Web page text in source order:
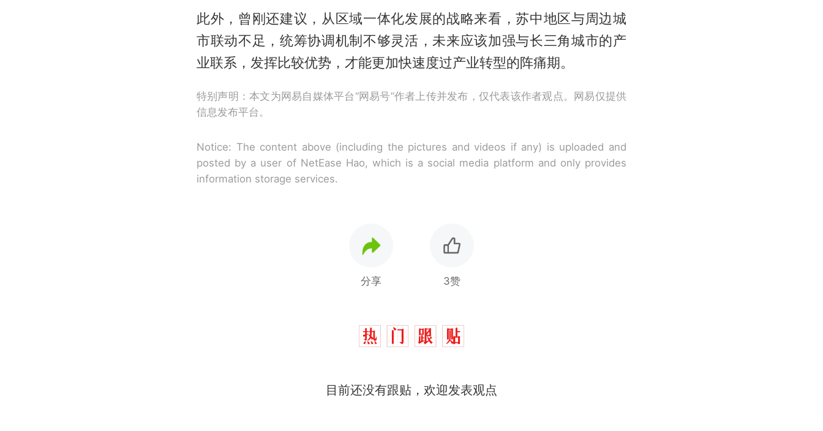
此外，曾刚还建议，从区域一体化发展的战略来看，苏中地区与周边城
市联动不足，统筹协调机制不够灵活，未来应该加强与长三角城市的产
业联系，发挥比较优势，才能更加快速度过产业转型的阵痛期。
特别声明：本文为网易自媒体平台“网易号”作者上传并发布，仅代表该作者观点。网易仅提供
信息发布平台。
Notice: The content above (including the pictures and videos if any) is uploaded and
posted by a user of NetEase Hao, which is a social media platform and only provides
information storage services.
分享 3赞
目前还没有跟贴，欢迎发表观点